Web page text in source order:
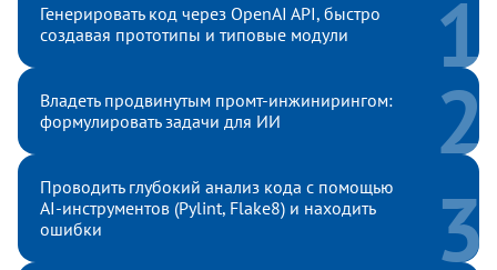
Генерировать код через OpenAI API, быстро
создавая прототипы и типовые модули
Владеть продвинутым промт-инжинирингом:
формулировать задачи для ИИ
Проводить глубокий анализ кода с помощью
AI-инструментов (Pylint, Flake8) и находить
ошибки